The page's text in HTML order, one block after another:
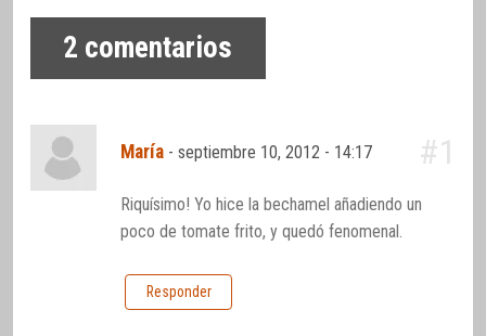
2 comentarios
María -septiembre 10, 2012 - 14:17 #1
Riquísimo! Yo hice la bechamel añadiendo un
poco de tomate frito, y quedó fenomenal.
Responder